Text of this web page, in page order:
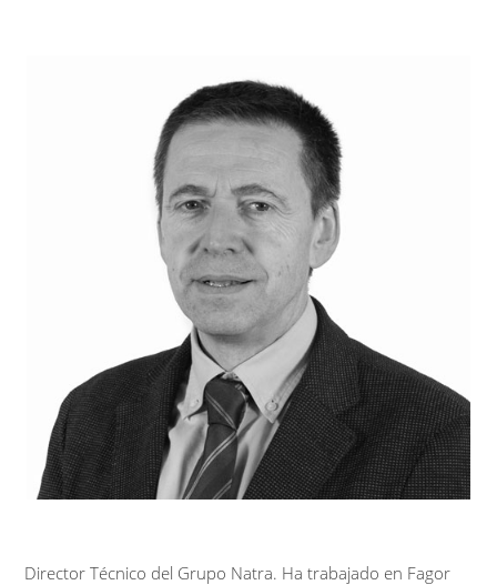
Director Técnico del Grupo Natra. Ha trabajado en Fagor